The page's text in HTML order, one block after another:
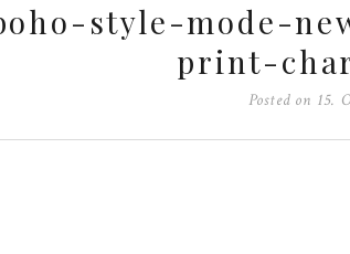
style-mode-
print-
Posted on 15.